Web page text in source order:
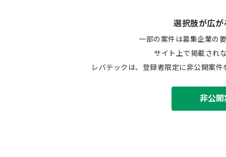
選択肢が広が
一部の案件は募集企業の
サイト上で掲載され
レバテックは、登録者限定に非公開案
非公